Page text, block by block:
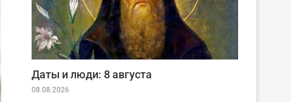
Даты и люди: 8 августа
08.08.2026